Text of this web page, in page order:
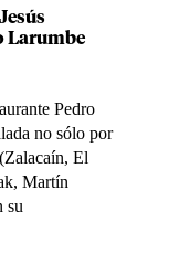
Larumbe
Pedro
no sólo por
El
Martín
su